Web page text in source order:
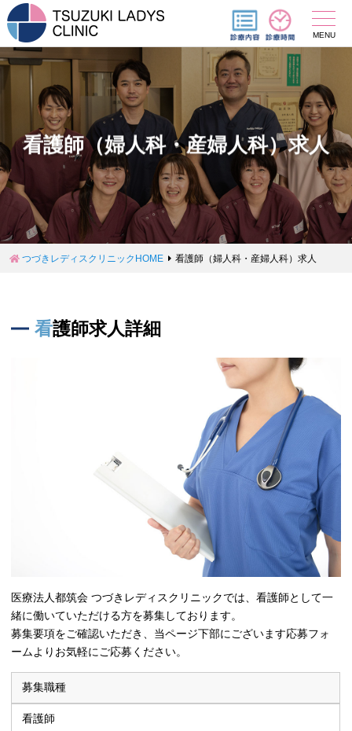
MENU
看護師（婦人科・産婦人科）求人
つづきレディスクリニックHOME 看護師（婦人科・産婦人科）求人
看護師求人詳細
医療法人都筑会 つづきレディスクリニックでは、看護師として一
緒に働いていただける方を募集しております。
募集要項をご確認いただき、当ページ下部にございます応募フォ
ームよりお気軽にご応募ください。
募集職種
看護師